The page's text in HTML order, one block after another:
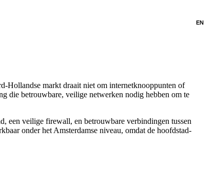
EN
Hollandse markt draait niet om internetknooppunten of
die betrouwbare, veilige netwerken nodig hebben om te
een veilige firewall, en betrouwbare verbindingen tussen
onder het Amsterdamse niveau, omdat de hoofdstad-